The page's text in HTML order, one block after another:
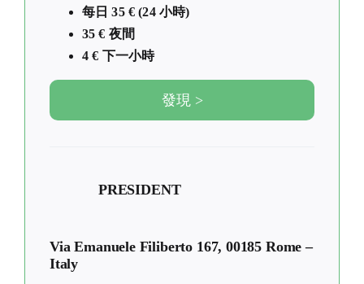
每日 35 € (24 小時)
35 € 夜間
4 € 下一小時
發現 >
PRESIDENT
Via Emanuele Filiberto 167, 00185 Rome –
Italy